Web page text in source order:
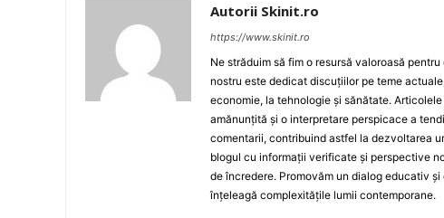
Autorii Skinit.ro
https://www.skinit.ro
Ne străduim să fim o resursă valoroasă
nostru este dedicat discuțiilor pe teme
economie, la tehnologie și sănătate.
amănunțită și o interpretare perspicace a
comentarii, contribuind astfel la dezvoltarea
blogul cu informații verificate și perspective
de încredere. Promovăm un dialog educativ
înțeleagă complexitățile lumii contemporane.